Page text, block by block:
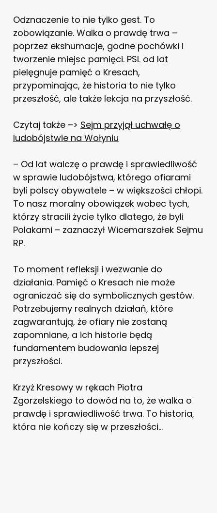
Odznaczenie to nie tylko gest. To
zobowiązanie. Walka o prawdę trwa –
poprzez ekshumacje, godne pochówki i
tworzenie miejsc pamięci. PSL od lat
pielęgnuje pamięć o Kresach,
przypominając, że historia to nie tylko
przeszłość, ale także lekcja na przyszłość.
Czytaj także –> Sejm przyjął uchwałę o
ludobójstwie na Wołyniu
– Od lat walczę o prawdę i sprawiedliwość
w sprawie ludobójstwa, którego ofiarami
byli polscy obywatele – w większości chłopi.
To nasz moralny obowiązek wobec tych,
którzy stracili życie tylko dlatego, że byli
Polakami – zaznaczył Wicemarszałek Sejmu
RP.
To moment refleksji i wezwanie do
działania. Pamięć o Kresach nie może
ograniczać się do symbolicznych gestów.
Potrzebujemy realnych działań, które
zagwarantują, że ofiary nie zostaną
zapomniane, a ich historie będą
fundamentem budowania lepszej
przyszłości.
Krzyż Kresowy w rękach Piotra
Zgorzelskiego to dowód na to, że walka o
prawdę i sprawiedliwość trwa. To historia,
która nie kończy się w przeszłości…